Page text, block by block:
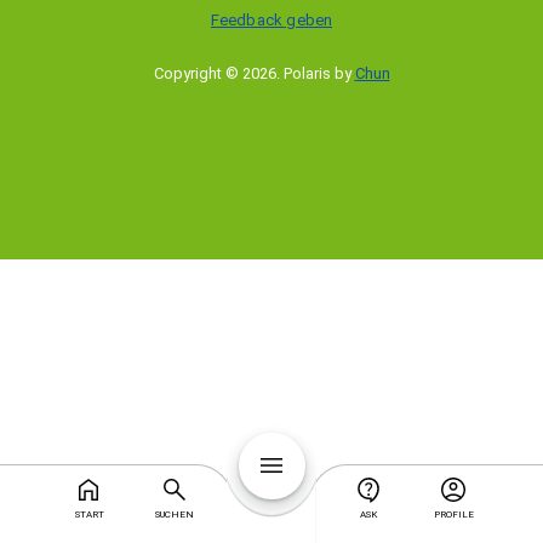
START SUCHEN ASK PROFILE
Feedback geben
Copyright © 2026. Polaris by Chun